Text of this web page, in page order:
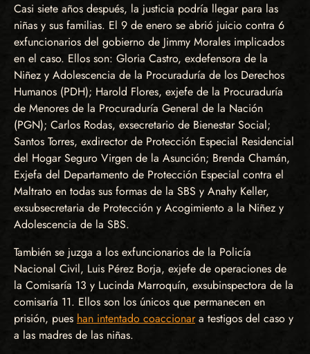
Casi siete años después, la justicia podría llegar para las
niñas y sus familias. El 9 de enero se abrió juicio contra 6
exfuncionarios del gobierno de Jimmy Morales implicados
en el caso. Ellos son: Gloria Castro, exdefensora de la
Niñez y Adolescencia de la Procuraduría de los Derechos
Humanos (PDH); Harold Flores, exjefe de la Procuraduría
de Menores de la Procuraduría General de la Nación
(PGN); Carlos Rodas, exsecretario de Bienestar Social;
Santos Torres, exdirector de Protección Especial Residencial
del Hogar Seguro Virgen de la Asunción; Brenda Chamán,
Exjefa del Departamento de Protección Especial contra el
Maltrato en todas sus formas de la SBS y Anahy Keller,
exsubsecretaria de Protección y Acogimiento a la Niñez y
Adolescencia de la SBS.
También se juzga a los exfuncionarios de la Policía
Nacional Civil, Luis Pérez Borja, exjefe de operaciones de
la Comisaría 13 y Lucinda Marroquín, exsubinspectora de la
comisaría 11. Ellos son los únicos que permanecen en
prisión, pues han intentado coaccionara testigos del caso y
a las madres de las niñas.